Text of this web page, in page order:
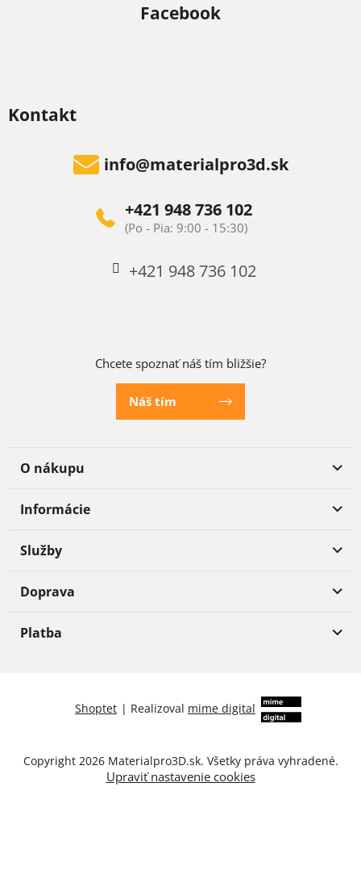
Kontakt
info@materialpro3d.sk
+421 948 736 102
+421 948 736 102
Chcete spoznať náš tím bližšie?
Náš tím
O nákupu
Informácie
Služby
Facebook
Doprava
Platba
Shoptet | Realizoval mime digital
Copyright 2026 Materialpro3D.sk. Všetky práva vyhradené.
Upraviť nastavenie cookies